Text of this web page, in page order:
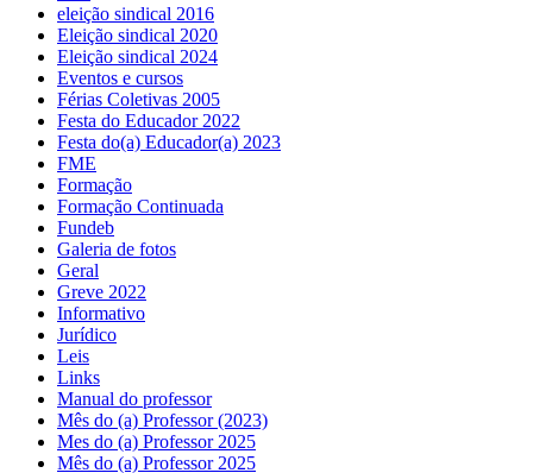
eleição sindical 2016
Eleição sindical 2020
Eleição sindical 2024
Eventos e cursos
Férias Coletivas 2005
Festa do Educador 2022
Festa do(a) Educador(a) 2023
FME
Formação
Formação Continuada
Fundeb
Galeria de fotos
Geral
Greve 2022
Informativo
Jurídico
Leis
Links
Manual do professor
Mês do (a) Professor (2023)
Mes do (a) Professor 2025
Mês do (a) Professor 2025